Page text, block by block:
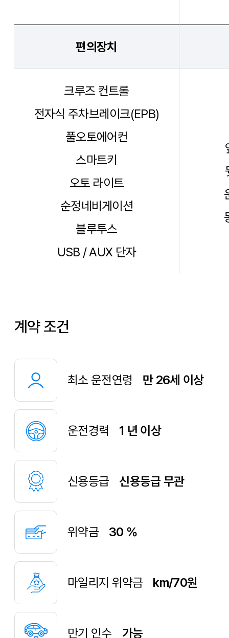
편의장치
크루즈 컨트롤
전자식 주차브레이크(EPB)
풀오토에어컨
스마트키
오토 라이트
순정네비게이션
블루투스
USB / AUX 단자
계약 조건
최소 운전연령 만 26세 이상
운전경력 1 년 이상
신용등급 신용등급 무관
위약금 30 %
마일리지 위약금 km/70원
만기 인수 가능